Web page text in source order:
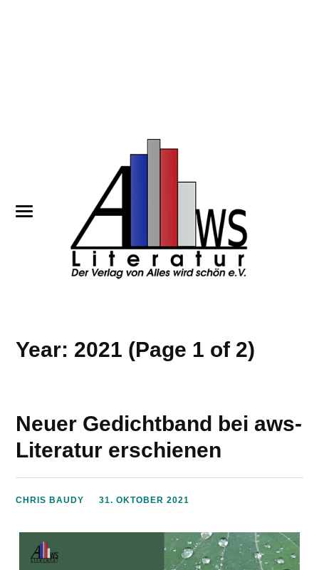
Year: 2021 (Page 1 of 2)
Neuer Gedichtband bei aws-
Literatur erschienen
CHRIS BAUDY 31. OKTOBER 2021